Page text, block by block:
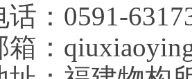
：0591-
：